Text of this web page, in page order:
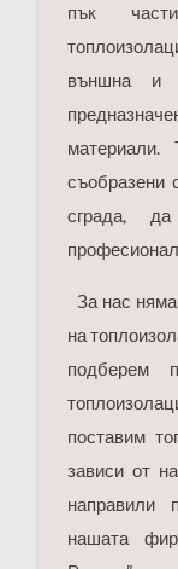
пък
външна и
съобразени
сграда,
За нас
на
подберем
поставим
зависи от
направили
нашата